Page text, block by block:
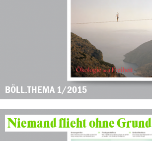
BÖLL.THEMA 1/2015
Niemand flieht ohne Grund